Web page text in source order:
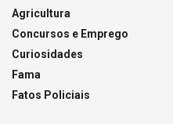
Agricultura
Concursos e Emprego
Curiosidades
Fama
Fatos Policiais